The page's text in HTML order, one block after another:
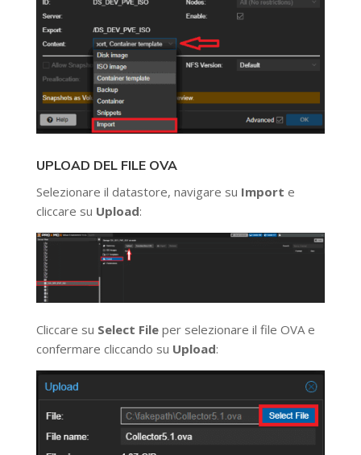
UPLOAD DEL FILE OVA
Selezionare il datastore, navigare su Import e
cliccare su Upload:
Cliccare su Select Fileper selezionare il file OVA e
confermare cliccando su Upload: